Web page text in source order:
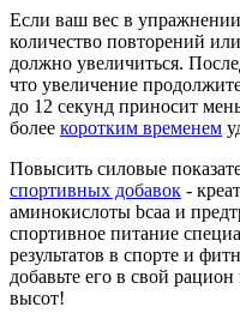
Если ваш вес в
количество повторений
должно увеличиться.
что увеличение
до 12 секунд приносит
более коротким временем
Повысить силовые
спортивных добавок -
аминокислоты bcaa и
спортивное питание
результатов в спорте и
добавьте его в свой
высот!